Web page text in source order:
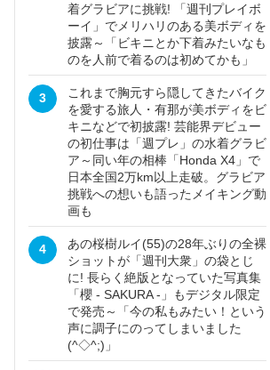
着グラビアに挑戦! 「週刊プレイボ
ーイ」でメリハリのある美ボディを
披露～「ビキニとか下着みたいなも
のを人前で着るのは初めてかも」
3
これまで胸元すら隠してきたバイク
を愛する旅人・有那が美ボディをビ
キニなどで初披露! 芸能界デビュー
の初仕事は「週プレ」の水着グラビ
ア～同い年の相棒「Honda X4」で
日本全国2万km以上走破。グラビア
挑戦への想いも語ったメイキング動
画も
4
あの桜樹ルイ(55)の28年ぶりの全裸
ショットが「週刊大衆」の袋とじ
に! 長らく絶版となっていた写真集
「櫻 - SAKURA -」もデジタル限定
で発売～「今の私もみたい！という
声に調子にのってしまいました
(^◇^;)」